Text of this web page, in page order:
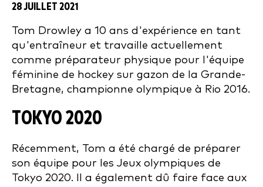
28 JUILLET 2021
Tom Drowley a 10 ans d'expérience en tant
qu'entraîneur et travaille actuellement
comme préparateur physique pour l'équipe
féminine de hockey sur gazon de la Grande-
Bretagne, championne olympique à Rio 2016.
TOKYO 2020
Récemment, Tom a été chargé de préparer
son équipe pour les Jeux olympiques de
Tokyo 2020. Il a également dû faire face aux